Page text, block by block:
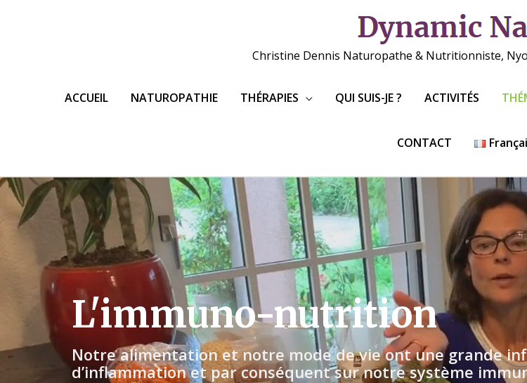
Christine Dennis Naturopathe & Nutritionniste,
ACCUEIL NATUROPATHIE THÉRAPIES QUI SUIS-JE ? ACTIVITÉS
CONTACT
L'immuno-nutrition
Notre alimentation et notre mode de vie ont une grande
d’inflammation et par conséquent sur notre système